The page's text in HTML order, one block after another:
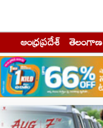
ఆంధ్రప్రదేశ్ తెలంగాణ